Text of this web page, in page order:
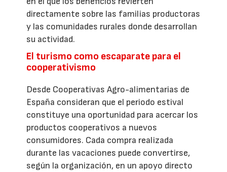
directamente sobre las familias productoras
y las comunidades rurales donde desarrollan
su actividad.
El turismo como escaparate para el
cooperativismo
Desde Cooperativas Agro-alimentarias de
España consideran que el periodo estival
constituye una oportunidad para acercar los
productos cooperativos a nuevos
consumidores. Cada compra realizada
durante las vacaciones puede convertirse,
según la organización, en un apoyo directo